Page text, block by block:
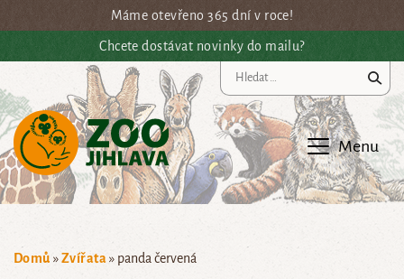
Přejít na hlavní obsahMáme otevřeno 365 dní v roce!
Chcete dostávat novinky do mailu?
Menu
Domů »Zvířata» panda červená